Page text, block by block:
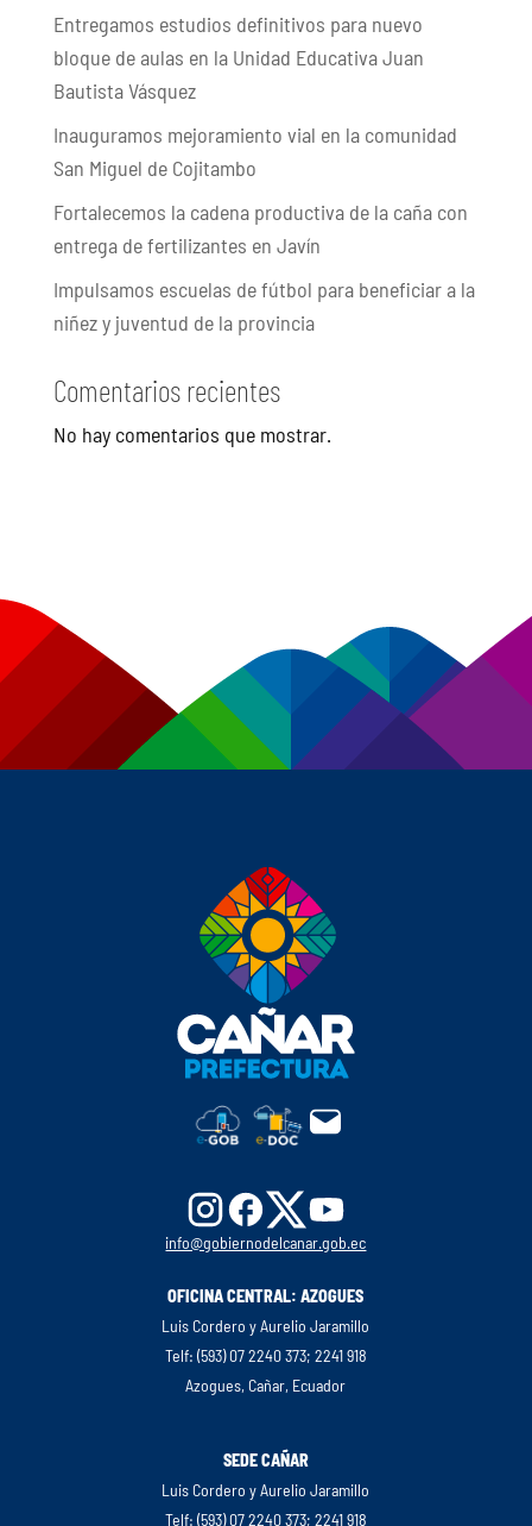
Entregamos estudios definitivos para nuevo
bloque de aulas en la Unidad Educativa Juan
Bautista Vásquez
Inauguramos mejoramiento vial en la comunidad
San Miguel de Cojitambo
Fortalecemos la cadena productiva de la caña con
entrega de fertilizantes en Javín
Impulsamos escuelas de fútbol para beneficiar a la
niñez y juventud de la provincia
Comentarios recientes
No hay comentarios que mostrar.
info@gobiernodelcanar.gob.ec
OFICINA CENTRAL: AZOGUES
Luis Cordero y Aurelio Jaramillo
Telf: (593) 07 2240 373; 2241 918
Azogues, Cañar, Ecuador
SEDE CAÑAR
Luis Cordero y Aurelio Jaramillo
Telf: (593) 07 2240 373; 2241 918